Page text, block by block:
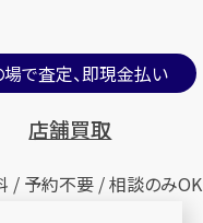
場で査定、即現金払い
店舗買取
/ 予約不要 / 相談のみOK